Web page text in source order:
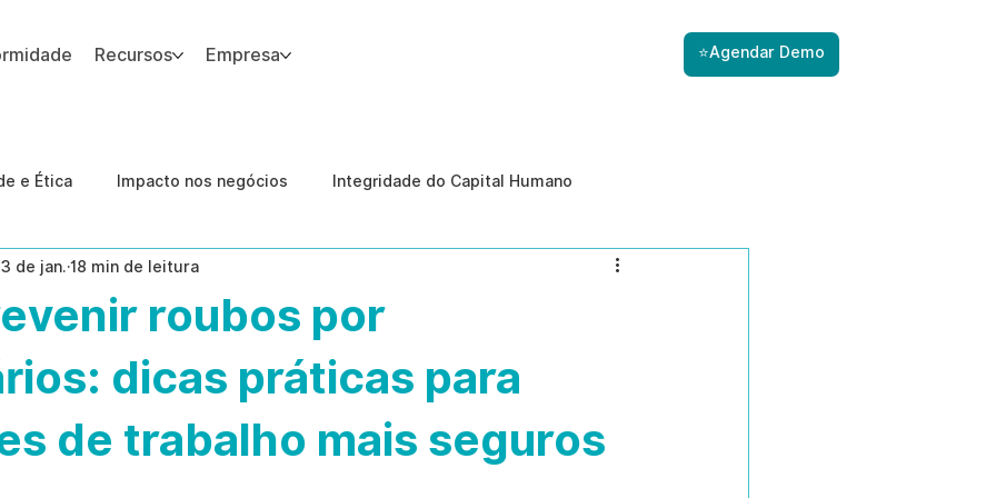
Recursos Empresa ⭐Agendar Demo
e Ética Impacto nos negócios Integridade do Capital Humano
Estudos de caso Gestão de Riscos com IA
Internas Ética da IA revenção de ameaças internas
roubos por
dicas práticas para
de trabalho mais seguros
de jan. 18 min de leitura